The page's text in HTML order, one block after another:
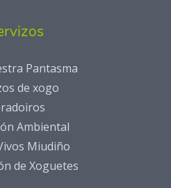
Pantasma
de xogo
Ambiental
Miudiño
de Xoguetes